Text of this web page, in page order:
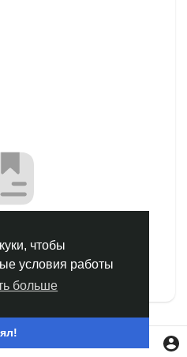
чтобы
условия работы
больше